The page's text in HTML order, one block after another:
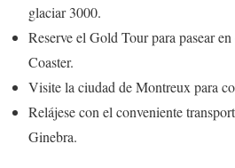
glaciar 3000.
Reserve el Gold Tour para pasear
Coaster.
Visite la ciudad de Montreux para
Relájese con el conveniente
Ginebra.